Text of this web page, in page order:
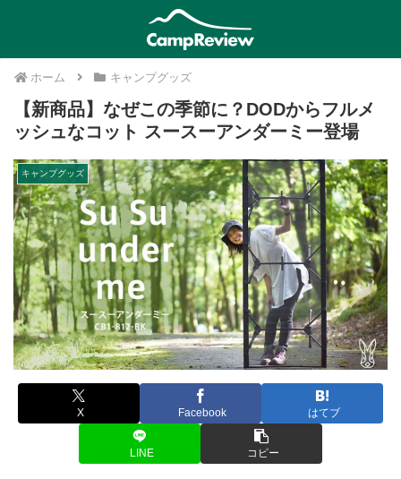
ホーム キャンプグッズ
【新商品】なぜこの季節に？DODからフルメ
ッシュなコット スースーアンダーミー登場
キャンプグッズ
X Facebook はてブ
LINE コピー